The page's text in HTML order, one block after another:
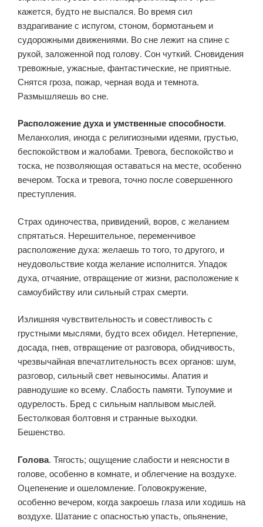
кажется, будто не выспался. Во время сил
вздрагивание с испугом, стоном, бормотаньем и
судорожными движениями. Во сне лежит на спине с
рукой, заложенной под голову. Сон чуткий. Сновидения
тревожные, ужасные, фантастические, не приятные.
Снятся гроза, пожар, черная вода и темнота.
Размышляешь во сне.
Расположение духа и умственные способности.
Меланхолия, иногда с религиозными идеями, грустью,
беспокойством и жалоба­ми. Тревога, беспокойство и
тоска, не позволяющая оставаться на месте, особенно
вечером. Тоска и тревога, точно после совершенно­го
преступления.
Страх одиночества, привидений, воров, с желани­ем
спрятаться. Нерешительное, переменчивое
расположение духа: желаешь то того, то другого, и
неудовольствие когда желание ис­полнится. Упадок
духа, отчаяние, отвращение от жизни, расположе­ние к
самоубийству или сильный страх смерти.
Излишняя чувстви­тельность и совестливость с
грустными мыслями, будто всех обидел. Нетерпение,
досада, гнев, отвращение от разговора, обидчивость,
чрезвычайная впечатлительность всех органов: шум,
разговор, силь­ный свет невыносимы. Апатия и
равнодушие ко всему. Слабость памяти. Тупоумие и
одурелость. Бред с сильным наплывом мыслей.
Бестолковая болтовня и странные выходки.
Бешенство.
Голова. Тягость; ощущение слабости и неясности в
голове, особенно в комнате, и облегчение на воздухе.
Оцепенение и оше­ломление. Головокружение,
особенно вечером, когда закроешь глаза или ходишь на
воздухе. Шатание с опасностью упасть, опьянение,